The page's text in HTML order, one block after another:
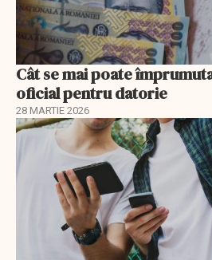
Cât se mai poate
oficial pentru datorie
28 MARTIE 2026